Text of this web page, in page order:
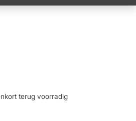
terug voorradig